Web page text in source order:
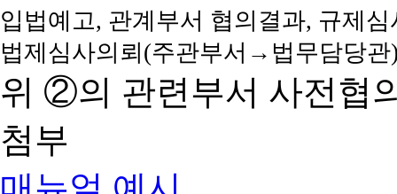
입법예고, 관계부서 협의결과, 규제
법제심사의뢰(주관부서→법무담당
위 ②의 관련부서 사전협
첨부